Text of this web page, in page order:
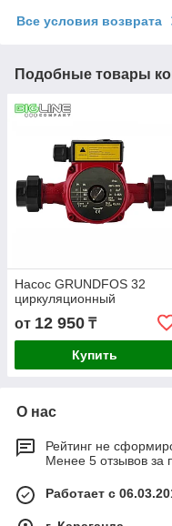
Все условия возврата
Подобные товары
Насос GRUNDFOS 32
циркуляционный
от 12 950 ₸
Купить
О нас
Рейтинг не
Менее 5 отзывов за
Работает с